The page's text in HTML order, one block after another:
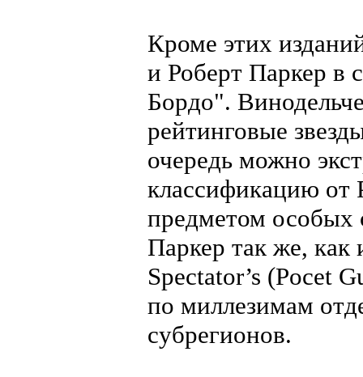
Кроме этих
и Роберт Паркер в
Бордо".
рейтинговые
очередь можно
классификацию от
предметом особых
Паркер так же,
Spectator’s (Pocet
по миллезимам
субрегионов.